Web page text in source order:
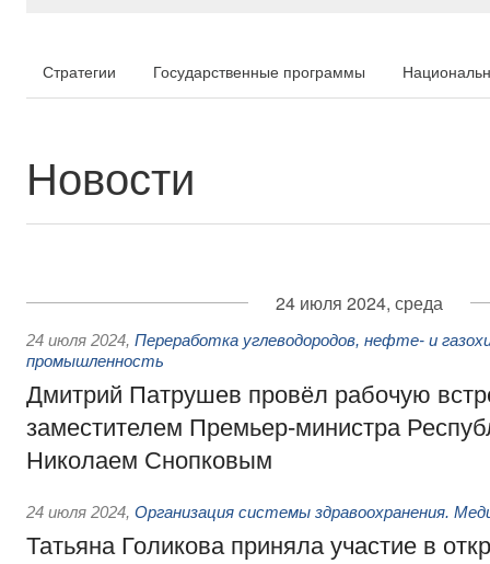
Стратегии Государственные программы
Новости
24 июля 2024, среда
24 июля 2024, Переработка углеводородов, нефте- и
промышленность
Дмитрий Патрушев провёл рабочую
заместителем Премьер-министра
Николаем Снопковым
24 июля 2024, Организация системы здравоохранения.
Татьяна Голикова приняла участие в